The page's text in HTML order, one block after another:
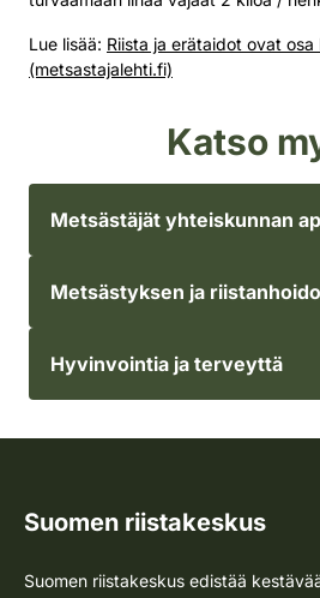
Lue lisää: Riista ja erätaidot ovat
(metsastajalehti.fi)
Katso
Metsästäjät yhteiskunnan
Metsästyksen ja
Hyvinvointia ja terveyttä
Suomen riistakeskus
Suomen riistakeskus edistää